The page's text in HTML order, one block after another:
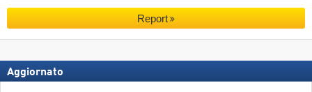
Report
Aggiornato